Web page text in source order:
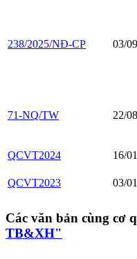
238/2025/NĐ-CP 03/
71-NQ/TW 22/
QCVT2024
16/
QCVT2023
03/
Các văn bản cùng cơ
TB&XH"